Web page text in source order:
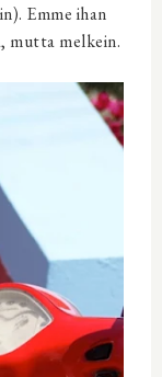
Emme ihan
mutta melkein.